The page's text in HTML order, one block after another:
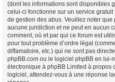
(dont les informations sont disponibles
celui-ci fonctionne sur un service
de gestion des abus. Veuillez noter que
aucune juridiction et ne peut en aucun
comment, où et par qui ce forum est
pour tout problème d’ordre légal
diffamatoire, etc.) qui ne sont pas
phpBB.com ou le logiciel phpBB en lui-
électronique à phpBB Limited à propos
logiciel, attendez-vous à une réponse